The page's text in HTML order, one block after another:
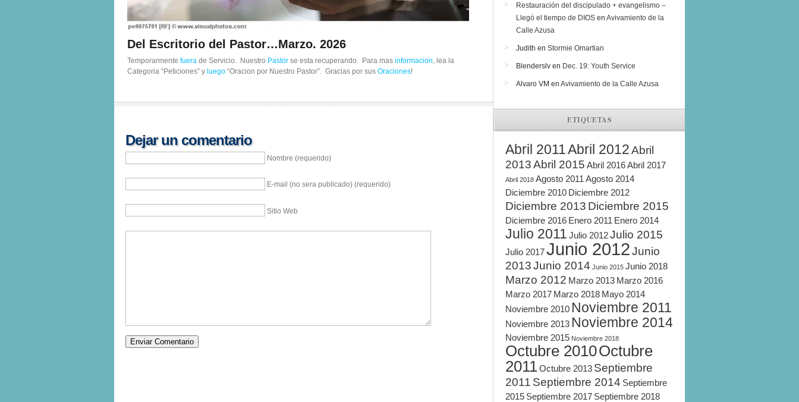
Del Escritorio del Pastor…Marzo. 2026
Temporarmente fuera de Servicio. Nuestro Pastor se esta recuperando. Para mas informacion, lea la
Categoria “Peticiones” y luego “Oracion por Nuestro Pastor”. Gracias por sus Oraciones!
Dejar un comentario
Nombre (requerido)
E-mail (no sera publicado) (requerido)
Sitio Web
Restauración del discipulado + evangelismo –
Llegó el tiempo de DIOS en Avivamiento de la
Calle Azusa
Judith en Stormie Omartian
Blenderslv en Dec. 19: Youth Service
Alvaro VM en Avivamiento de la Calle Azusa
ETIQUETAS
Abril 2011Abril 2012Abril
2013Abril 2015 Abril 2016Abril 2017
Abril 2018 Agosto 2011 Agosto 2014
Diciembre 2010 Diciembre 2012
Diciembre 2013 Diciembre 2015
Diciembre 2016 Enero 2011 Enero 2014
Julio 2011 Julio 2012Julio 2015
Julio 2017Junio 2012Junio
2013Junio 2014 Junio 2015 Junio 2018
Marzo 2012 Marzo 2013 Marzo 2016
Marzo 2017 Marzo 2018 Mayo 2014
Noviembre 2010 Noviembre 2011
Noviembre 2013 Noviembre 2014
Noviembre 2015 Noviembre 2018
Octubre 2010Octubre
2011Octubre 2013 Septiembre
2011 Septiembre 2014 Septiembre
2015 Septiembre 2017 Septiembre 2018